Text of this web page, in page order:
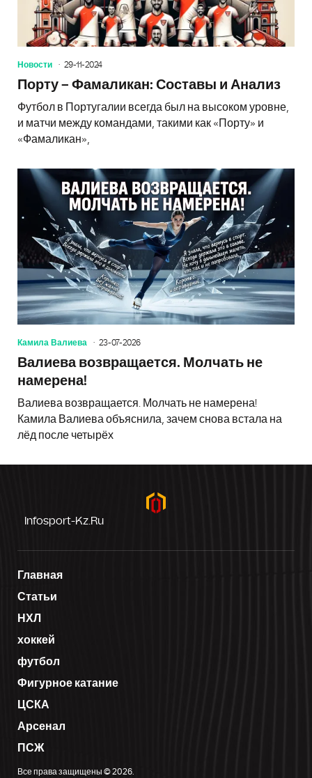
Новости 29-11-2024
Порту – Фамаликан: Составы и Анализ
Футбол в Португалии всегда был на высоком уровне,
и матчи между командами, такими как «Порту» и
«Фамаликан»,
Камила Валиева 23-07-2026
Валиева возвращается. Молчать не
намерена!
Валиева возвращается. Молчать не намерена!
Камила Валиева объяснила, зачем снова встала на
лёд после четырёх
Infosport-Kz.ru
Главная
Статьи
НХЛ
хоккей
футбол
Фигурное катание
ЦСКА
Арсенал
ПСЖ
Все права защищены © 2026.